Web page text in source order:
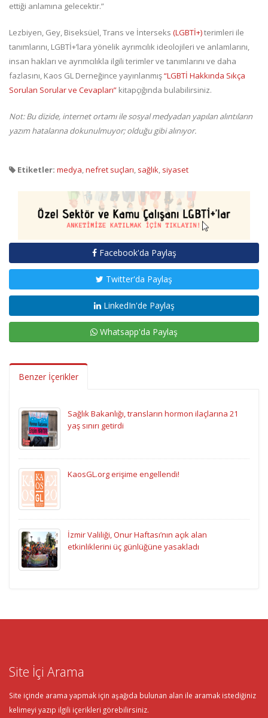
ettiği anlamına gelecektir.”
Lezbiyen, Gey, Biseksüel, Trans ve İnterseks (LGBTİ+)terimleri ile
tanımlarını, LGBTİ+’lara yönelik ayrımcılık ideolojileri ve anlamlarını,
insan hakları ve ayrımcılıkla ilgili terimler ve tanımlarını ve daha
fazlasını, Kaos GL Derneğince yayınlanmış“LGBTİ Hakkında Sıkça
Sorulan Sorular ve Cevapları” kitapçığında bulabilirsiniz.
Not: Bu dizide, internet ortamı ile sosyal medyadan yapılan alıntıların
yazım hatalarına dokunulmuyor; olduğu gibi alınıyor.
Etiketler: medya,nefret suçları, sağlık, siyaset
Facebook'da Paylaş
Twitter'da Paylaş
LinkedIn'de Paylaş
Whatsapp'da Paylaş
Benzer İçerikler
Sağlık Bakanlığı, transların hormon ilaçlarına 21
yaş sınırı getirdi
KaosGL.org erişime engellendi!
İzmir Valiliği, Onur Haftası’nın açık alan
etkinliklerini üç günlüğüne yasakladı
Site İçi Arama
Site içinde arama yapmak için aşağıda bulunan alan ile aramak istediğiniz
kelimeyi yazıp ilgili içerikleri görebilirsiniz.